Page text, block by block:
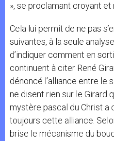
», se proclamant croyant et
Cela lui permit de ne pas
suivantes, à la seule
d’indiquer comment en
continuent à citer René
dénoncé l’alliance entre le
ne disent rien sur le Girard
mystère pascal du Christ a
toujours cette alliance.
brise le mécanisme du